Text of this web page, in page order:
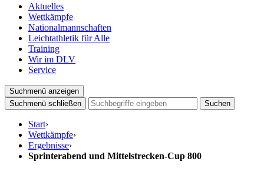
Aktuelles
Wettkämpfe
Nationalmannschaften
Leichtathletik für Alle
Training
Wir im DLV
Service
Suchmenü anzeigen
Suchmenü schließen
Suchen
Start›
Wettkämpfe›
Ergebnisse›
Sprinterabend und Mittelstrecken-Cup 800